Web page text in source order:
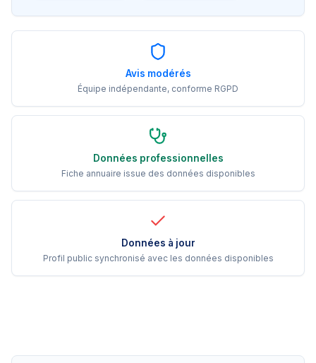
Avis modérés
Équipe indépendante, conforme RGPD
Données professionnelles
Fiche annuaire issue des données disponibles
Données à jour
Profil public synchronisé avec les données disponibles